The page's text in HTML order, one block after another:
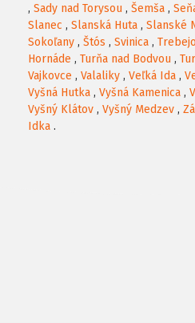
, Sady nad Torysou , Šemša ,
Slanec , Slanská Huta , Slanské
Sokoľany , Štós , Svinica ,
Hornáde , Turňa nad Bodvou ,
Vajkovce , Valaliky , Veľká Ida ,
Vyšná Hutka , Vyšná Kamenica ,
Vyšný Klátov , Vyšný Medzev ,
Idka .